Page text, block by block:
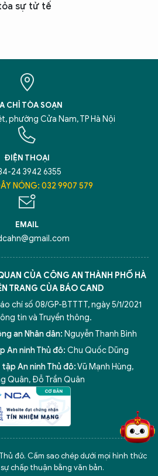
sự tử tế
CHỈ TÒA SOẠN
phường Cửa Nam, TP Hà Nội
ĐIỆN THOẠI
24 3942 6355
NÓNG: 032 9907 579
EMAIL
CỦA CÔNG AN THÀNH PHỐ HÀ
TRANG CỦA BÁO CAND
chí số 08/GP-BTTTT, ngày 5/1/2021
tin và Truyền thông.
an Nhân dân: Nguyễn Thanh Bình
An ninh Thủ đô: Chu Quốc Dũng
An ninh Thủ đô:Vũ Mạnh Hùng,
Quân, Đỗ Trần Quân
đô. Cấm sao chép dưới mọi hình thức
chấp thuận bằng văn bản.
Nội giải pháp xử lý điểm nghẽn của